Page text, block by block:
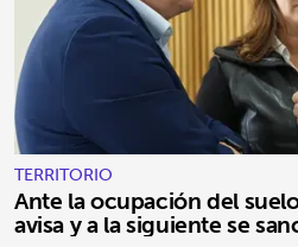
TERRITORIO
Ante la ocupación del
avisa y a la siguiente se